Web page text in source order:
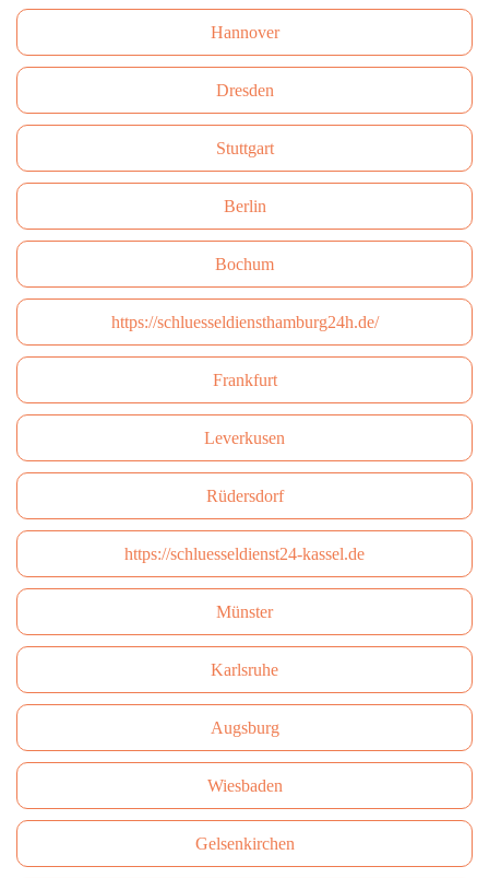
Hannover
Dresden
Stuttgart
Berlin
Bochum
https://schluesseldiensthamburg24h.de/
Frankfurt
Leverkusen
Rüdersdorf
https://schluesseldienst24-kassel.de
Münster
Karlsruhe
Augsburg
Wiesbaden
Gelsenkirchen